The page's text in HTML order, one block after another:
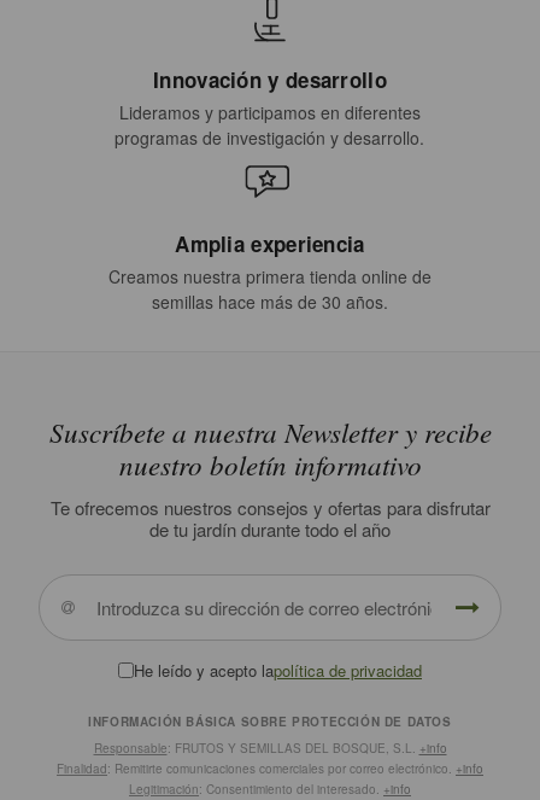
Innovación y desarrollo
Lideramos y participamos en diferentes
programas de investigación y desarrollo.
Amplia experiencia
Creamos nuestra primera tienda online de
semillas hace más de 30 años.
Suscríbete a nuestra Newsletter y recibe
nuestro boletín informativo
Te ofrecemos nuestros consejos y ofertas para disfrutar
de tu jardín durante todo el año
He leído y acepto lapolítica de privacidad
INFORMACIÓN BÁSICA SOBRE PROTECCIÓN DE DATOS
Responsable: FRUTOS Y SEMILLAS DEL BOSQUE, S.L. +info
Finalidad: Remitirte comunicaciones comerciales por correo electrónico. +info
Legitimación: Consentimiento del interesado. +info